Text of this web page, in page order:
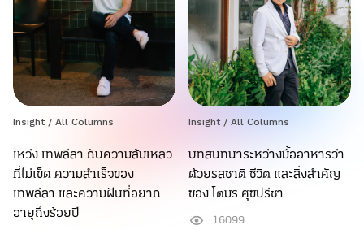
Insight / All Columns
เหว่ง เทพลีลา กับความล้มเหลว
ที่ไม่เข็ด ความสำเร็จของ
เทพลีลา และความฝันที่อยาก
อายุถึงร้อยปี
Insight / All Columns
บทสนทนาระหว่างมื้ออาหารว่า
ด้วยรสชาติ ชีวิต และสิ่งสำคัญ
ของ โตมร ศุขปรีชา
16099